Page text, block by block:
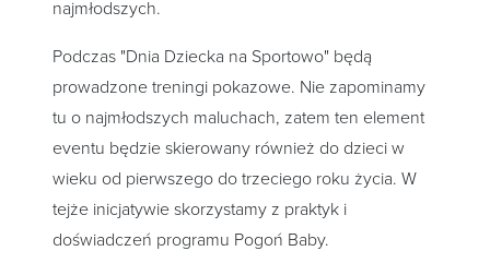
najmłodszych.
Podczas "Dnia Dziecka na Sportowo" będą
prowadzone treningi pokazowe. Nie zapominamy
tu o najmłodszych maluchach, zatem ten element
eventu będzie skierowany również do dzieci w
wieku od pierwszego do trzeciego roku życia. W
tejże inicjatywie skorzystamy z praktyk i
doświadczeń programu Pogoń Baby.